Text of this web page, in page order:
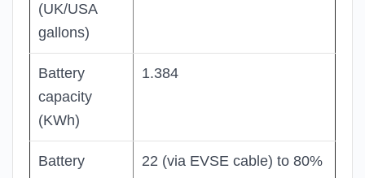
(UK/USA
gallons)
Battery
capacity
(KWh)
1.384
Battery
22 (via EVSE cable) to 80%